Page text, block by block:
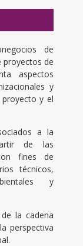
de
proyectos de
aspectos
y
y el
a la
de las
fines de
técnicos,
y
la cadena
perspectiva